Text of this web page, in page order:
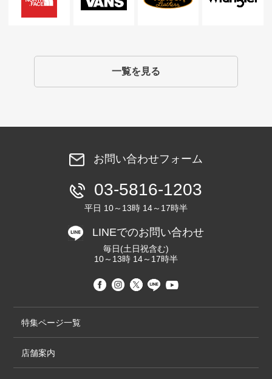
一覧を見る
お問い合わせフォーム
03-5816-1203
平日 10～13時 14～17時半
LINEでのお問い合わせ
毎日(土日祝含む)
10～13時 14～17時半
特集ページ一覧
店舗案内